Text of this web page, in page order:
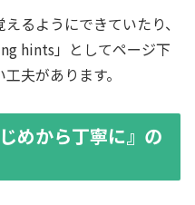
るようにできていたり、
hints」としてページ下
夫があります。
めから丁寧に』の